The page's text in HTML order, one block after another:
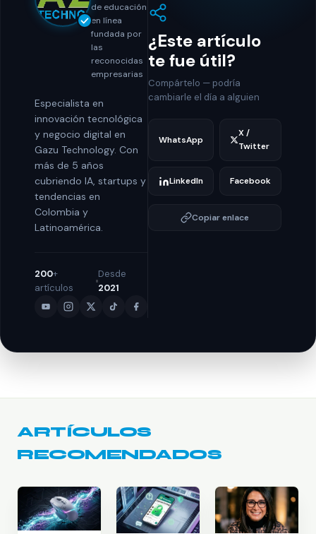
de educación
en línea
fundada por
las
reconocidas
empresarias
Especialista en
innovación tecnológica
y negocio digital en
Gazu Technology. Con
más de 5 años
cubriendo IA, startups y
tendencias en
Colombia y
Latinoamérica.
200+
artículos
Desde
2021
¿Este artículo
te fue útil?
Compártelo — podría
cambiarle el día a alguien
WhatsApp
X /
Twitter
LinkedIn Facebook
Copiar enlace
ARTÍCULOS
RECOMENDADOS